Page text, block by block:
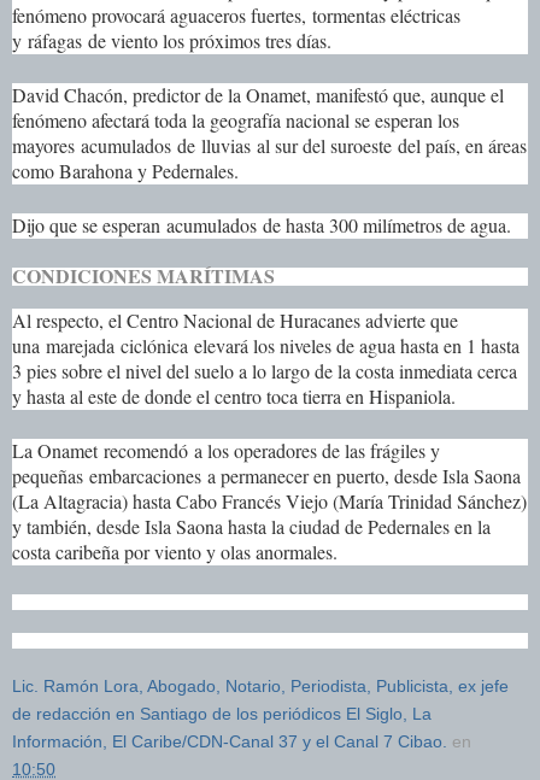
fenómeno provocará aguaceros fuertes, tormentas eléctricas
y ráfagas de viento los próximos tres días.
David Chacón, predictor de la Onamet, manifestó que, aunque el
fenómeno afectará toda la geografía nacional se esperan los
mayores acumulados de lluvias al sur del suroeste del país, en áreas
como Barahona y Pedernales.
Dijo que se esperan acumulados de hasta 300 milímetros de agua.
CONDICIONES MARÍTIMAS
Al respecto, el Centro Nacional de Huracanes advierte que
una marejada ciclónica elevará los niveles de agua hasta en 1 hasta
3 pies sobre el nivel del suelo a lo largo de la costa inmediata cerca
y hasta al este de donde el centro toca tierra en Hispaniola.
La Onametrecomendó a los operadores de las frágiles y
pequeñas embarcaciones a permanecer en puerto, desde Isla Saona
(La Altagracia) hasta Cabo Francés Viejo (María Trinidad Sánchez)
y también, desde Isla Saona hasta la ciudad de Pedernales en la
costa caribeña por viento y olas anormales.
Lic. Ramón Lora, Abogado, Notario, Periodista, Publicista, ex jefe
de redacción en Santiago de los periódicos El Siglo, La
Información, El Caribe/CDN-Canal 37 y el Canal 7 Cibao. en
10:50